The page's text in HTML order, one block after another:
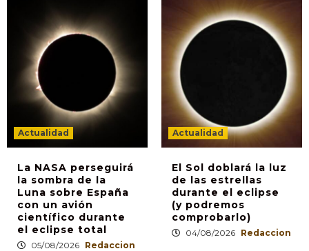
Actualidad
La NASA perseguirá
la sombra de la
Luna sobre España
con un avión
científico durante
el eclipse total
05/08/2026 Redaccion
Actualidad
El Sol doblará la luz
de las estrellas
durante el eclipse
(y podremos
comprobarlo)
04/08/2026 Redaccion